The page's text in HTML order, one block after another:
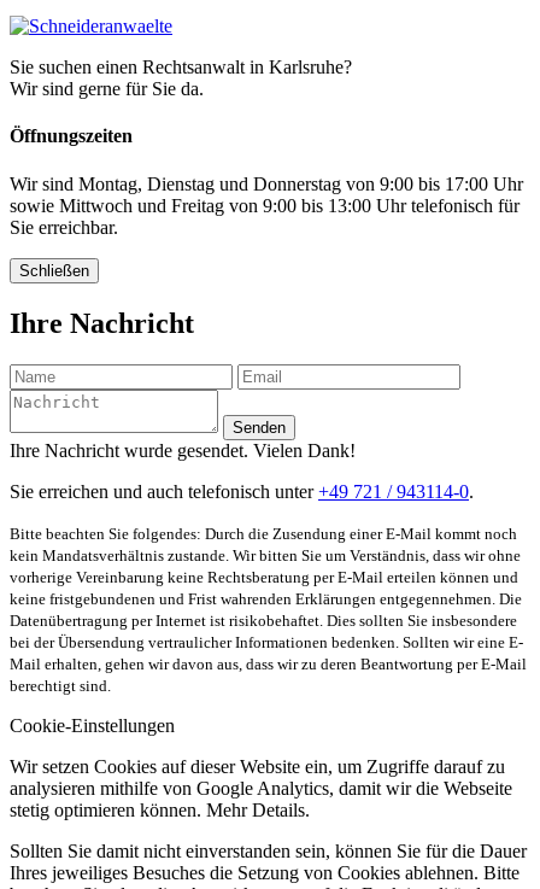
Sie suchen einen Rechtsanwalt in Karlsruhe?
Wir sind gerne für Sie da.
Öffnungszeiten
Wir sind Montag, Dienstag und Donnerstag von 9:00 bis 17:00 Uhr
sowie Mittwoch und Freitag von 9:00 bis 13:00 Uhr telefonisch für
Sie erreichbar.
Schließen
Ihre Nachricht
Senden
Ihre Nachricht wurde gesendet. Vielen Dank!
Sie erreichen und auch telefonisch unter+49 721 / 943114-0.
Bitte beachten Sie folgendes: Durch die Zusendung einer E-Mail kommt noch
kein Mandatsverhältnis zustande. Wir bitten Sie um Verständnis, dass wir ohne
vorherige Vereinbarung keine Rechtsberatung per E-Mail erteilen können und
keine fristgebundenen und Frist wahrenden Erklärungen entgegennehmen. Die
Datenübertragung per Internet ist risikobehaftet. Dies sollten Sie insbesondere
bei der Übersendung vertraulicher Informationen bedenken. Sollten wir eine E-
Mail erhalten, gehen wir davon aus, dass wir zu deren Beantwortung per E-Mail
berechtigt sind.
Cookie-Einstellungen
Wir setzen Cookies auf dieser Website ein, um Zugriffe darauf zu
analysieren mithilfe von Google Analytics, damit wir die Webseite
stetig optimieren können. Mehr Details.
Sollten Sie damit nicht einverstanden sein, können Sie für die Dauer
Ihres jeweiliges Besuches die Setzung von Cookies ablehnen. Bitte